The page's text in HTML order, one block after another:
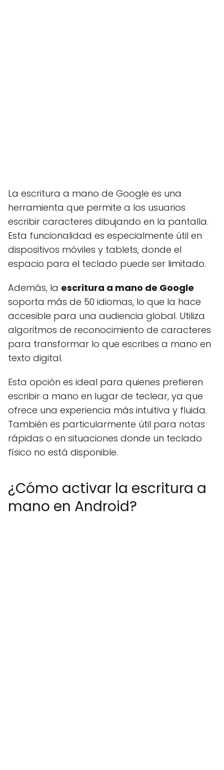
La escritura a mano de Google es una
herramienta que permite a los usuarios
escribir caracteres dibujando en la pantalla.
Esta funcionalidad es especialmente útil en
dispositivos móviles y tablets, donde el
espacio para el teclado puede ser limitado.
Además, la escritura a mano de Google
soporta más de 50 idiomas, lo que la hace
accesible para una audiencia global. Utiliza
algoritmos de reconocimiento de caracteres
para transformar lo que escribes a mano en
texto digital.
Esta opción es ideal para quienes prefieren
escribir a mano en lugar de teclear, ya que
ofrece una experiencia más intuitiva y fluida.
También es particularmente útil para notas
rápidas o en situaciones donde un teclado
físico no está disponible.
¿Cómo activar la escritura a
mano en Android?